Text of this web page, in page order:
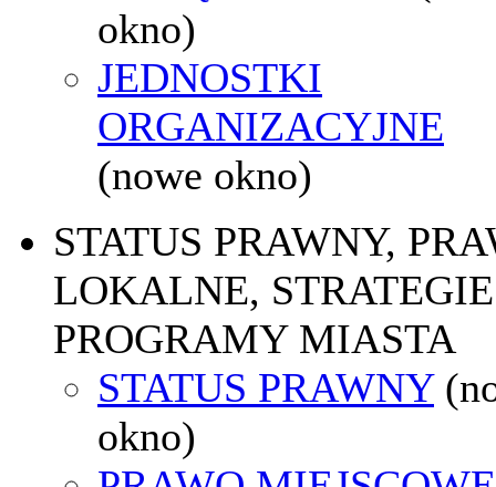
okno)
JEDNOSTKI
ORGANIZACYJNE
(nowe okno)
STATUS PRAWNY,
LOKALNE,
PROGRAMY MIASTA
STATUS PRAWNY
okno)